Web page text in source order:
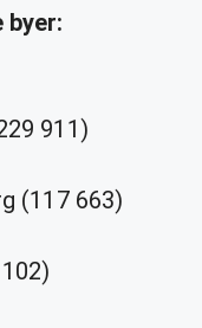
byer:
911)
(117 663)